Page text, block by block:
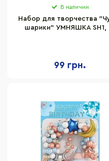
В наличии
Набор для творчества
шарики" УМНЯШКА SH1,
99 грн.